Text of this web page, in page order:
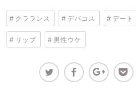
クラランス デパコス デート
リップ 男性ウケ